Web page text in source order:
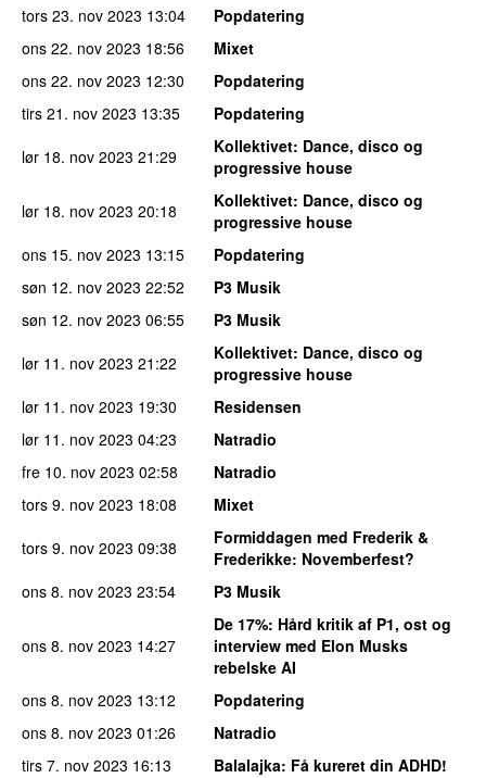
tors 23. nov 2023 13:04
Popdatering
ons 22. nov 2023 18:56
Mixet
ons 22. nov 2023 12:30
Popdatering
tirs 21. nov 2023 13:35
Popdatering
lør 18. nov 2023 21:29 Kollektivet: Dance, disco og
progressive house
lør 18. nov 2023 20:18 Kollektivet: Dance, disco og
progressive house
ons 15. nov 2023 13:15
Popdatering
søn 12. nov 2023 22:52
P3 Musik
søn 12. nov 2023 06:55
P3 Musik
lør 11. nov 2023 21:22 Kollektivet: Dance, disco og
progressive house
lør 11. nov 2023 19:30
Residensen
lør 11. nov 2023 04:23
Natradio
fre 10. nov 2023 02:58
Natradio
tors 9. nov 2023 18:08
Mixet
tors 9. nov 2023 09:38
Formiddagen med Frederik &
Frederikke: Novemberfest?
ons 8. nov 2023 23:54 P3 Musik
ons 8. nov 2023 14:27
De 17%: Hård kritik af P1, ost og
interview med Elon Musks
rebelske AI
ons 8. nov 2023 13:12
Popdatering
ons 8. nov 2023 01:26
Natradio
tirs 7. nov 2023 16:13 Balalajka: Få kureret din ADHD!